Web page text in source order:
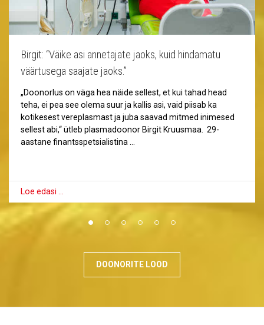
Birgit: “Väike asi annetajate jaoks, kuid hindamatu
väärtusega saajate jaoks.”
„Doonorlus on väga hea näide sellest, et kui tahad head
teha, ei pea see olema suur ja kallis asi, vaid piisab ka
kotikesest vereplasmast ja juba saavad mitmed inimesed
sellest abi,“ ütleb plasmadoonor Birgit Kruusmaa. 29-
aastane finantsspetsialistina …
Loe edasi …
DOONORITE LOOD